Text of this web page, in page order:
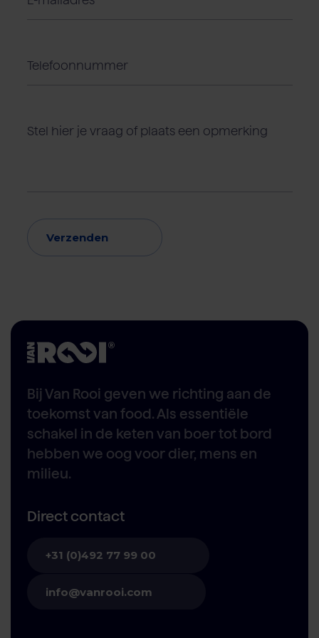
Verzenden
Bij Van Rooi geven we richting aan de
toekomst van food. Als essentiële
schakel in de keten van boer tot bord
hebben we oog voor dier, mens en
milieu.
Direct contact
+31 (0)492 77 99 00
info@vanrooi.com